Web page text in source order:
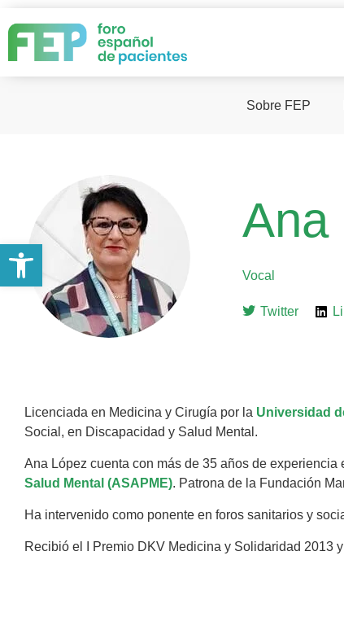
Sobre FEP
Ana
Vocal
Twitter
Licenciada en Medicina y Cirugía por la Universidad
Social, en Discapacidad y Salud Mental.
Ana López cuenta con más de 35 años de
Salud Mental (ASAPME). Patrona de la Fundación
Ha intervenido como ponente en foros sanitarios y
Recibió el I Premio DKV Medicina y Solidaridad 2013
Abrir barra de herramientas